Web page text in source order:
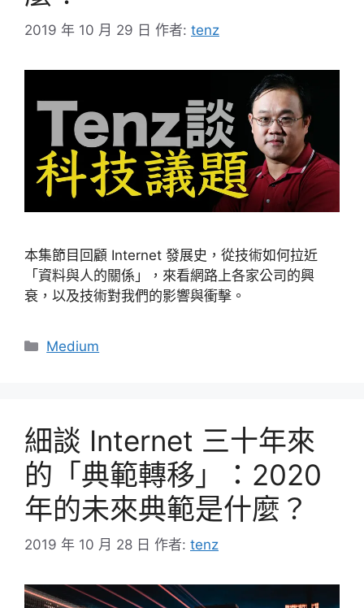
2019 年 10 月 29 日 作者: tenz
本集節目回顧 Internet 發展史，從技術如何拉近
「資料與人的關係」，來看網路上各家公司的興
衰，以及技術對我們的影響與衝擊。
分
Medium
細談 Internet 三十年來
的「典範轉移」：2020
年的未來典範是什麼？
2019 年 10 月 28 日 作者: tenz